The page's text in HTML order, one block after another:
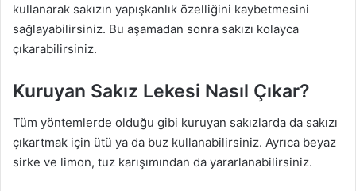
kullanarak sakızın yapışkanlık özelliğini kaybetmesini
sağlayabilirsiniz. Bu aşamadan sonra sakızı kolayca
çıkarabilirsiniz.
Kuruyan Sakız Lekesi Nasıl Çıkar?
Tüm yöntemlerde olduğu gibi kuruyan sakızlarda da sakızı
çıkartmak için ütü ya da buz kullanabilirsiniz. Ayrıca beyaz
sirke ve limon, tuz karışımından da yararlanabilirsiniz.